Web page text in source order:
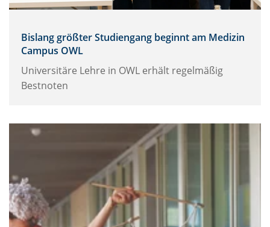
Bislang größter Studiengang beginnt am Medizin
Campus OWL
Universitäre Lehre in OWL erhält regelmäßig
Bestnoten